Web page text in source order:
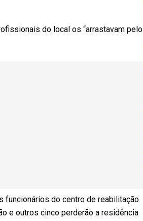
do local os “arrastavam pelo
do centro de reabilitação.
e outros cinco perderão a residência